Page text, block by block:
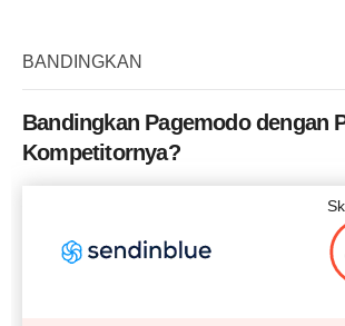
BANDINGKAN
Bandingkan Pagemodo dengan
Kompetitornya?